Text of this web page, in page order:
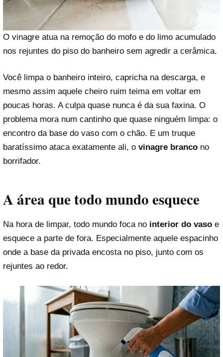
O vinagre atua na remoção do mofo e do limo acumulado
nos rejuntes do piso do banheiro sem agredir a cerâmica.
Você limpa o banheiro inteiro, capricha na descarga, e
mesmo assim aquele cheiro ruim teima em voltar em
poucas horas. A culpa quase nunca é da sua faxina. O
problema mora num cantinho que quase ninguém limpa: o
encontro da base do vaso com o chão. E um truque
baratíssimo ataca exatamente ali, o vinagre branco no
borrifador.
A área que todo mundo esquece
Na hora de limpar, todo mundo foca no interior do vaso e
esquece a parte de fora. Especialmente aquele espacinho
onde a base da privada encosta no piso, junto com os
rejuntes ao redor.